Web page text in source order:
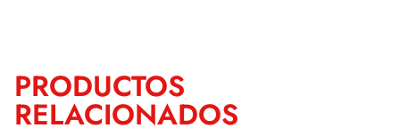
PRODUCTOS
RELACIONADOS